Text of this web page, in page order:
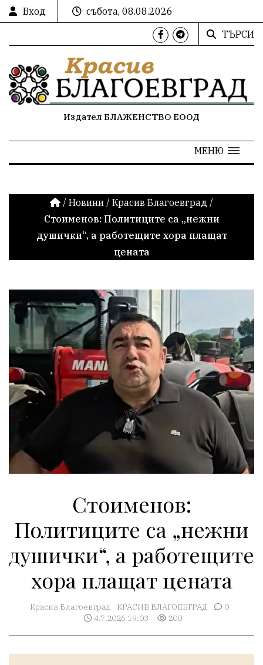
Вход
събота, 08.08.2026
ТЪРСИ
Издател БЛАЖЕНСТВО ЕООД
МЕНЮ
/ Новини / Красив Благоевград /
Стоименов: Политиците са „нежни
душички“, а работещите хора плащат
цената
Стоименов:
Политиците са „нежни
душички“, а работещите
хора плащат цената
Красив Благоевград КРАСИВ БЛАГОЕВГРАД
0
4.7.2026 19:03
200